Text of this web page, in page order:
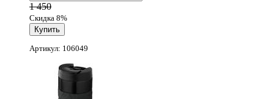
1 450
Скидка 8%
Артикул: 106049